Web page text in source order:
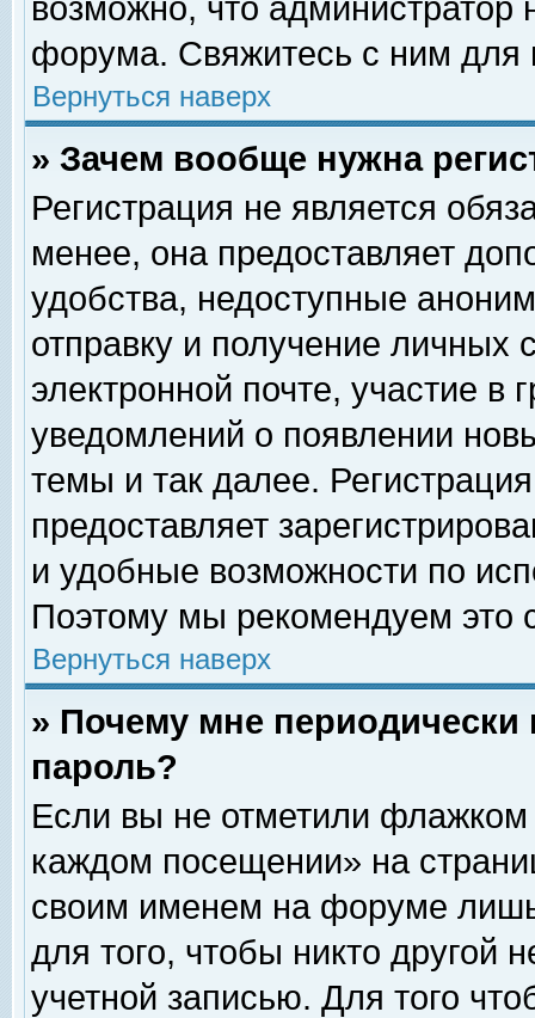
возможно, что
форума. Свяжитесь с ним для
Вернуться наверх
» Зачем вообще нужна
Регистрация не является
менее, она предоставляет
удобства, недоступные
отправку и получение личных
электронной почте, участие в
уведомлений о появлении
темы и так далее.
предоставляет
и удобные возможности по
Поэтому мы рекомендуем это
Вернуться наверх
» Почему мне
пароль?
Если вы не отметили флажком
каждом посещении» на
своим именем на форуме
для того, чтобы никто другой
учетной записью. Для того